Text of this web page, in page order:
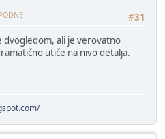
#31
dvogledom, ali je verovatno
utiče na nivo detalja.